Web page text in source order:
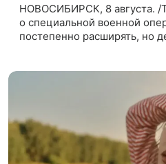
НОВОСИБИРСК, 8 августа. /
о специальной военной
постепенно расширять, но